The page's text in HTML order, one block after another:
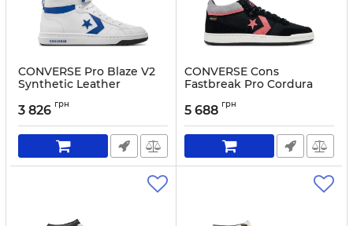
CONVERSE Pro Blaze V2
Synthetic Leather
Артикул:
3 826 грн
CONVERSE Cons
Fastbreak Pro Cordura
Артикул:
5 688 грн